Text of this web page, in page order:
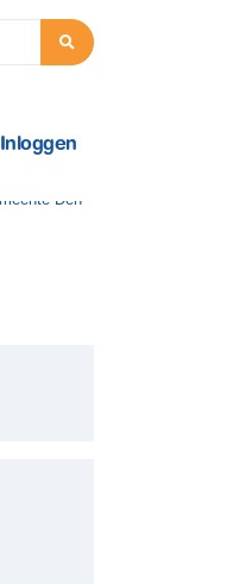
Inloggen